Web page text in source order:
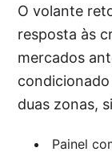
O volante
resposta às
mercados
duas zonas,
Painel